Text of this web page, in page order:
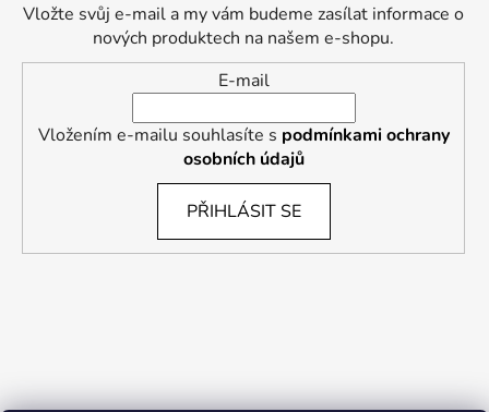
Vložte svůj e-mail a my vám budeme zasílat informace o
nových produktech na našem e-shopu.
E-mail
Vložením e-mailu souhlasíte s podmínkami ochrany
osobních údajů
PŘIHLÁSIT SE